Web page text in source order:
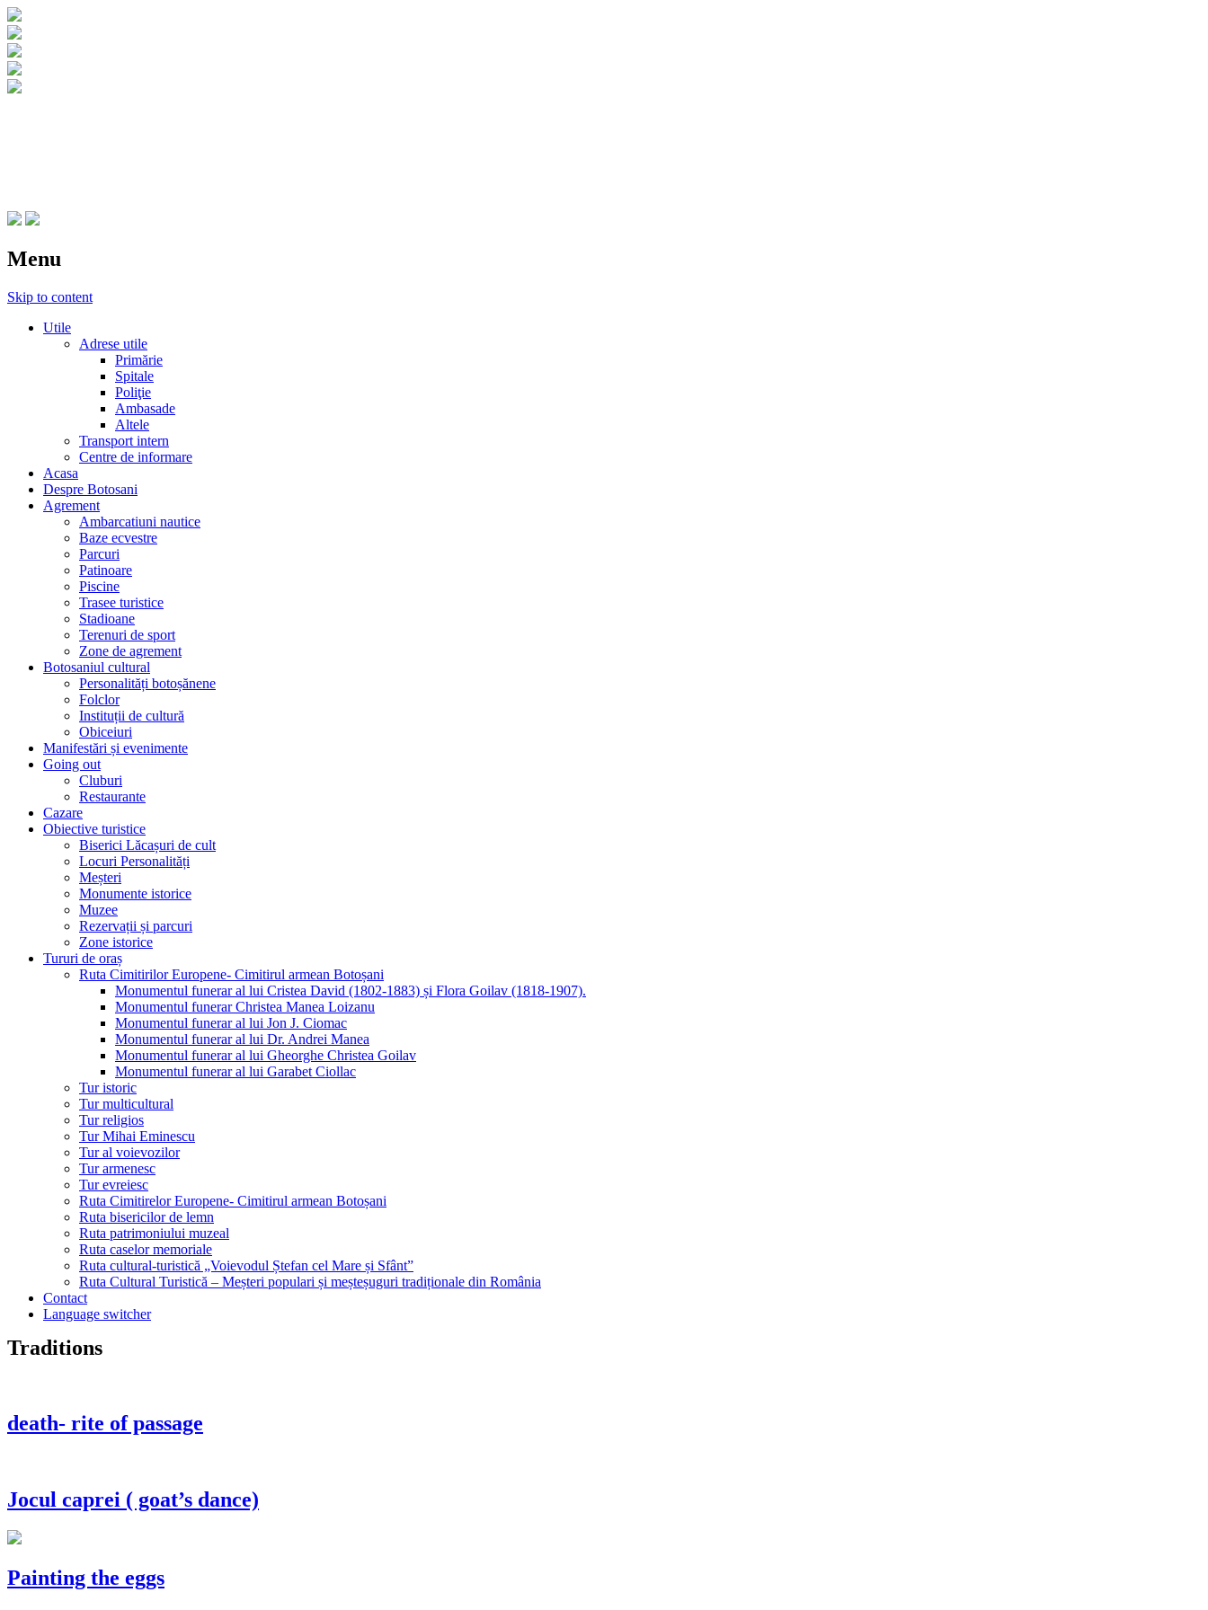
Menu
Skip to content
Utile
Adrese utile
Primărie
Spitale
Poliţie
Ambasade
Altele
Transport intern
Centre de informare
Acasa
Despre Botosani
Agrement
Ambarcatiuni nautice
Baze ecvestre
Parcuri
Patinoare
Piscine
Trasee turistice
Stadioane
Terenuri de sport
Zone de agrement
Botosaniul cultural
Personalități botoșănene
Folclor
Instituții de cultură
Obiceiuri
Manifestări și evenimente
Going out
Cluburi
Restaurante
Cazare
Obiective turistice
Biserici Lăcașuri de cult
Locuri Personalități
Meșteri
Monumente istorice
Muzee
Rezervații și parcuri
Zone istorice
Tururi de oraș
Ruta Cimitirilor Europene- Cimitirul armean Botoșani
Monumentul funerar al lui Cristea David (1802-1883) și Flora Goilav (1818-1907).
Monumentul funerar Christea Manea Loizanu
Monumentul funerar al lui Jon J. Ciomac
Monumentul funerar al lui Dr. Andrei Manea
Monumentul funerar al lui Gheorghe Christea Goilav
Monumentul funerar al lui Garabet Ciollac
Tur istoric
Tur multicultural
Tur religios
Tur Mihai Eminescu
Tur al voievozilor
Tur armenesc
Tur evreiesc
Ruta Cimitirelor Europene- Cimitirul armean Botoșani
Ruta bisericilor de lemn
Ruta patrimoniului muzeal
Ruta caselor memoriale
Ruta cultural-turistică „Voievodul Ștefan cel Mare și Sfânt”
Ruta Cultural Turistică – Meșteri populari și meșteșuguri tradiționale din România
Contact
Language switcher
Traditions
death- rite of passage
Jocul caprei ( goat’s dance)
Painting the eggs